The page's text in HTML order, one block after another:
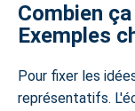
Combien
Exemples
Pour fixer les
représentatifs.